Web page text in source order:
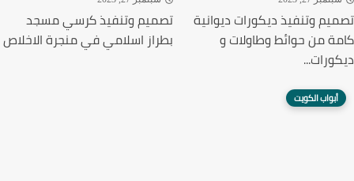
وتنفيذ ديكورات ديوانية
من حوائط وطاولات و
تصميم وتنفيذ كرسي مسجد
بطراز اسلامي في منجرة الاخلاص
أبواب الكويت